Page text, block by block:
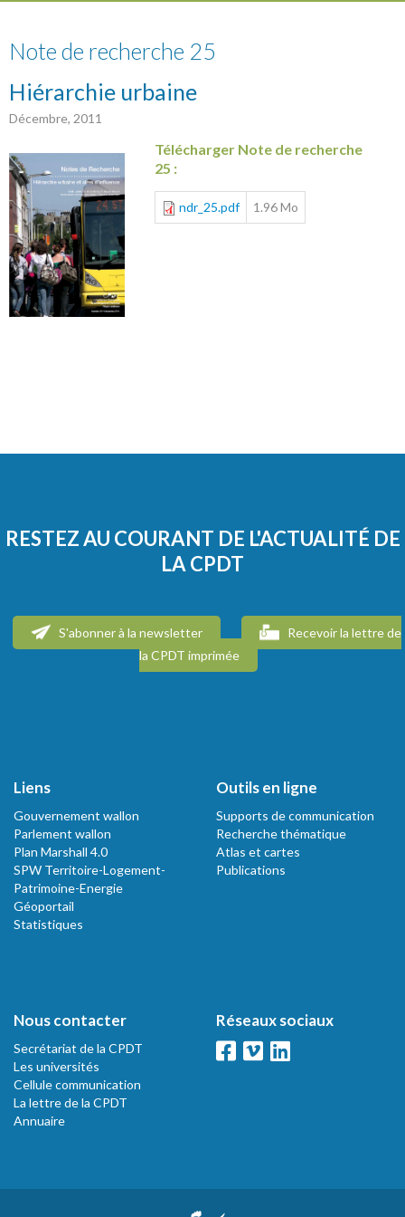
Note de recherche 25
Hiérarchie urbaine
Décembre, 2011
Télécharger Note de recherche
25 :
ndr_25.pdf 1.96 Mo
RESTEZ AU COURANT DE L'ACTUALITÉ DE
LA CPDT
S'abonner à la newsletter
Recevoir la lettre de
la CPDT imprimée
Liens
Gouvernement wallon
Parlement wallon
Plan Marshall 4.0
SPW Territoire-Logement-
Patrimoine-Energie
Géoportail
Statistiques
Outils en ligne
Supports de communication
Recherche thématique
Atlas et cartes
Publications
Nous contacter
Secrétariat de la CPDT
Les universités
Cellule communication
La lettre de la CPDT
Annuaire
Réseaux sociaux